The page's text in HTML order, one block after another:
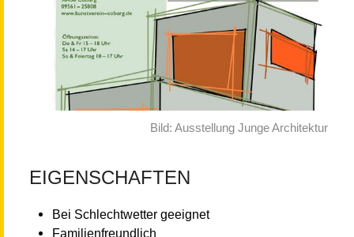
Bild: Ausstellung Junge Architektur
EIGENSCHAFTEN
Bei Schlechtwetter geeignet
Familienfreundlich